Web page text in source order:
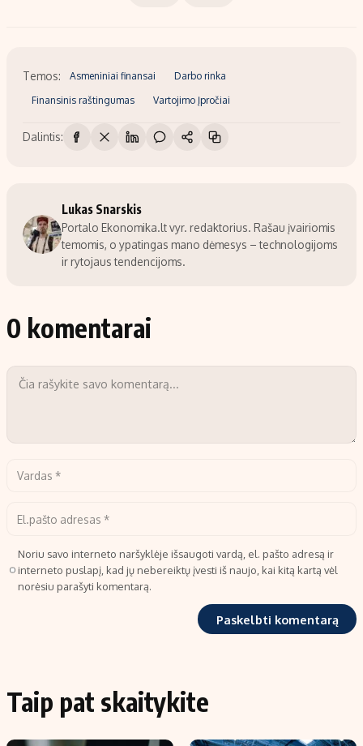
Temos: Asmeniniai finansai Darbo rinka
Finansinis raštingumas Vartojimo Įpročiai
Dalintis:
Lukas Snarskis
Portalo Ekonomika.lt vyr. redaktorius. Rašau įvairiomis
temomis, o ypatingas mano dėmesys – technologijoms
ir rytojaus tendencijoms.
0 komentarai
Noriu savo interneto naršyklėje išsaugoti vardą, el. pašto adresą ir
interneto puslapį, kad jų nebereiktų įvesti iš naujo, kai kitą kartą vėl
norėsiu parašyti komentarą.
Taip pat skaitykite